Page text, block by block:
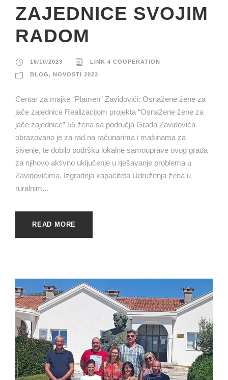
ZAJEDNICE SVOJIM
RADOM
16/10/2023 LINK 4 COOPERATION
BLOG, NOVOSTI 2023
Centar za majke “Plamen” Zavidovići: Osnažene žene za
jače zajednice Realizacijom projekta “Osnažene žene za
jače zajednice” 55 žena sa područja Grada Zavidovića
obrazovano je za rad na računarima i mašinama za
šivenje, te dobilo podršku lokalne samouprave ovog grada
za njihovo aktivno uključenje u rješavanje problema u
Zavidovićima. Izgradnja kapaciteta Udruženja žena u
ruralnim...
READ MORE